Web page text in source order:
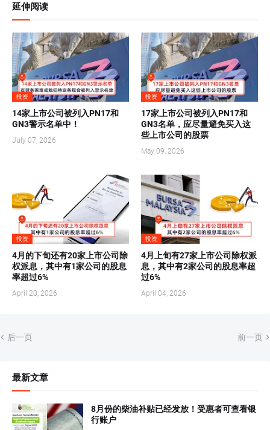
延伸阅读
投资
14家上市公司被列入PN17和
GN3警示名单中！
July 07, 2026
投资
17家上市公司被列入PN17和
GN3名单，应尽量避免买入这
些上市公司的股票
May 09, 2026
投资
4月的下旬还有20家上市公司除
权派息，其中有1家公司的股息
率超过6%
April 20, 2026
投资
4月上旬有27家上市公司除权派
息，其中有2家公司的股息率超
过6%
April 04, 2026
后一页 前一页
最新文章
8月份的柴油补贴已经发放！受惠者可查看银
行账户